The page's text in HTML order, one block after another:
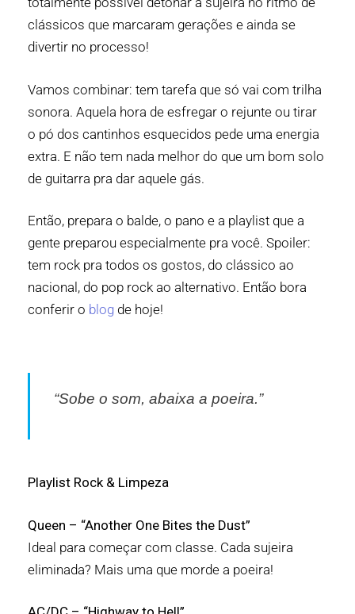
clássicos que marcaram gerações e ainda se
divertir no processo!
Vamos combinar: tem tarefa que só vai com trilha
sonora. Aquela hora de esfregar o rejunte ou tirar
o pó dos cantinhos esquecidos pede uma energia
extra. E não tem nada melhor do que um bom solo
de guitarra pra dar aquele gás.
Então, prepara o balde, o pano e a playlist que a
gente preparou especialmente pra você. Spoiler:
tem rock pra todos os gostos, do clássico ao
nacional, do pop rock ao alternativo. Então bora
conferir o blog de hoje!
“Sobe o som, abaixa a poeira.”
Playlist Rock & Limpeza
Queen – “Another One Bites the Dust”
Ideal para começar com classe. Cada sujeira
eliminada? Mais uma que morde a poeira!